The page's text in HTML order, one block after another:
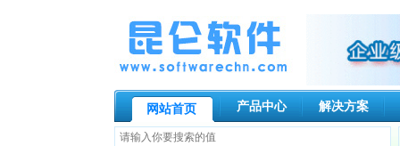
网站首页 产品中心 解决方案